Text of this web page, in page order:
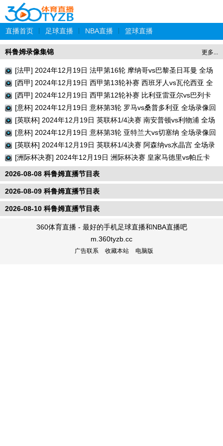
直播首页 足球直播 NBA直播 篮球直播
更多...
科鲁姆录像集锦
[法甲] 2024年12月19日 法甲第16轮 摩纳哥vs巴黎圣日耳曼 全场
录像回放
[西甲] 2024年12月19日 西甲第13轮补赛 西班牙人vs瓦伦西亚 全
场录像回放
[西甲] 2024年12月19日 西甲第12轮补赛 比利亚雷亚尔vs巴列卡
诺 全场录像回放
[意杯] 2024年12月19日 意杯第3轮 罗马vs桑普多利亚 全场录像回
放
[英联杯] 2024年12月19日 英联杯1/4决赛 南安普顿vs利物浦 全场
录像回放
[意杯] 2024年12月19日 意杯第3轮 亚特兰大vs切塞纳 全场录像回
放
[英联杯] 2024年12月19日 英联杯1/4决赛 阿森纳vs水晶宫 全场录
像回放
[洲际杯决赛] 2024年12月19日 洲际杯决赛 皇家马德里vs帕丘卡
全场录像回放
2026-08-08 科鲁姆直播节目表
2026-08-09 科鲁姆直播节目表
2026-08-10 科鲁姆直播节目表
360体育直播 - 最好的手机足球直播和NBA直播吧
m.360tyzb.cc
广告联系 收藏本站 电脑版